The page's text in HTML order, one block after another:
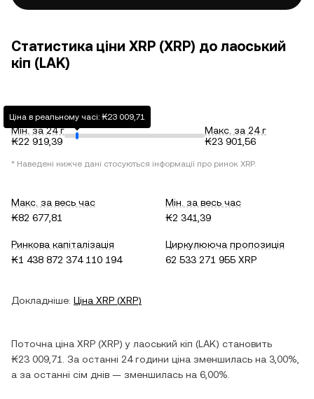
Статистика ціни XRP (XRP) до лаоський
кіп (LAK)
Мін. за 24 г
₭22 919,39
Ціна в реальному часі: ₭23 009,71
Макс. за 24 г
₭23 901,56
* Наведені нижче дані стосуються інформації про ринок XRP.
Макс. за весь час
₭82 677,81
Мін. за весь час
₭2 341,39
Ринкова капіталізація
₭1 438 872 374 110 194
Циркулююча пропозиція
62 533 271 955 XRP
Докладніше: Ціна XRP (XRP)
Поточна ціна XRP (XRP) у лаоський кіп (LAK) становить
₭23 009,71
. За останні 24 години ціна зменшилась на 3,00%
а за останні сім днів — зменшилась на 6,00%